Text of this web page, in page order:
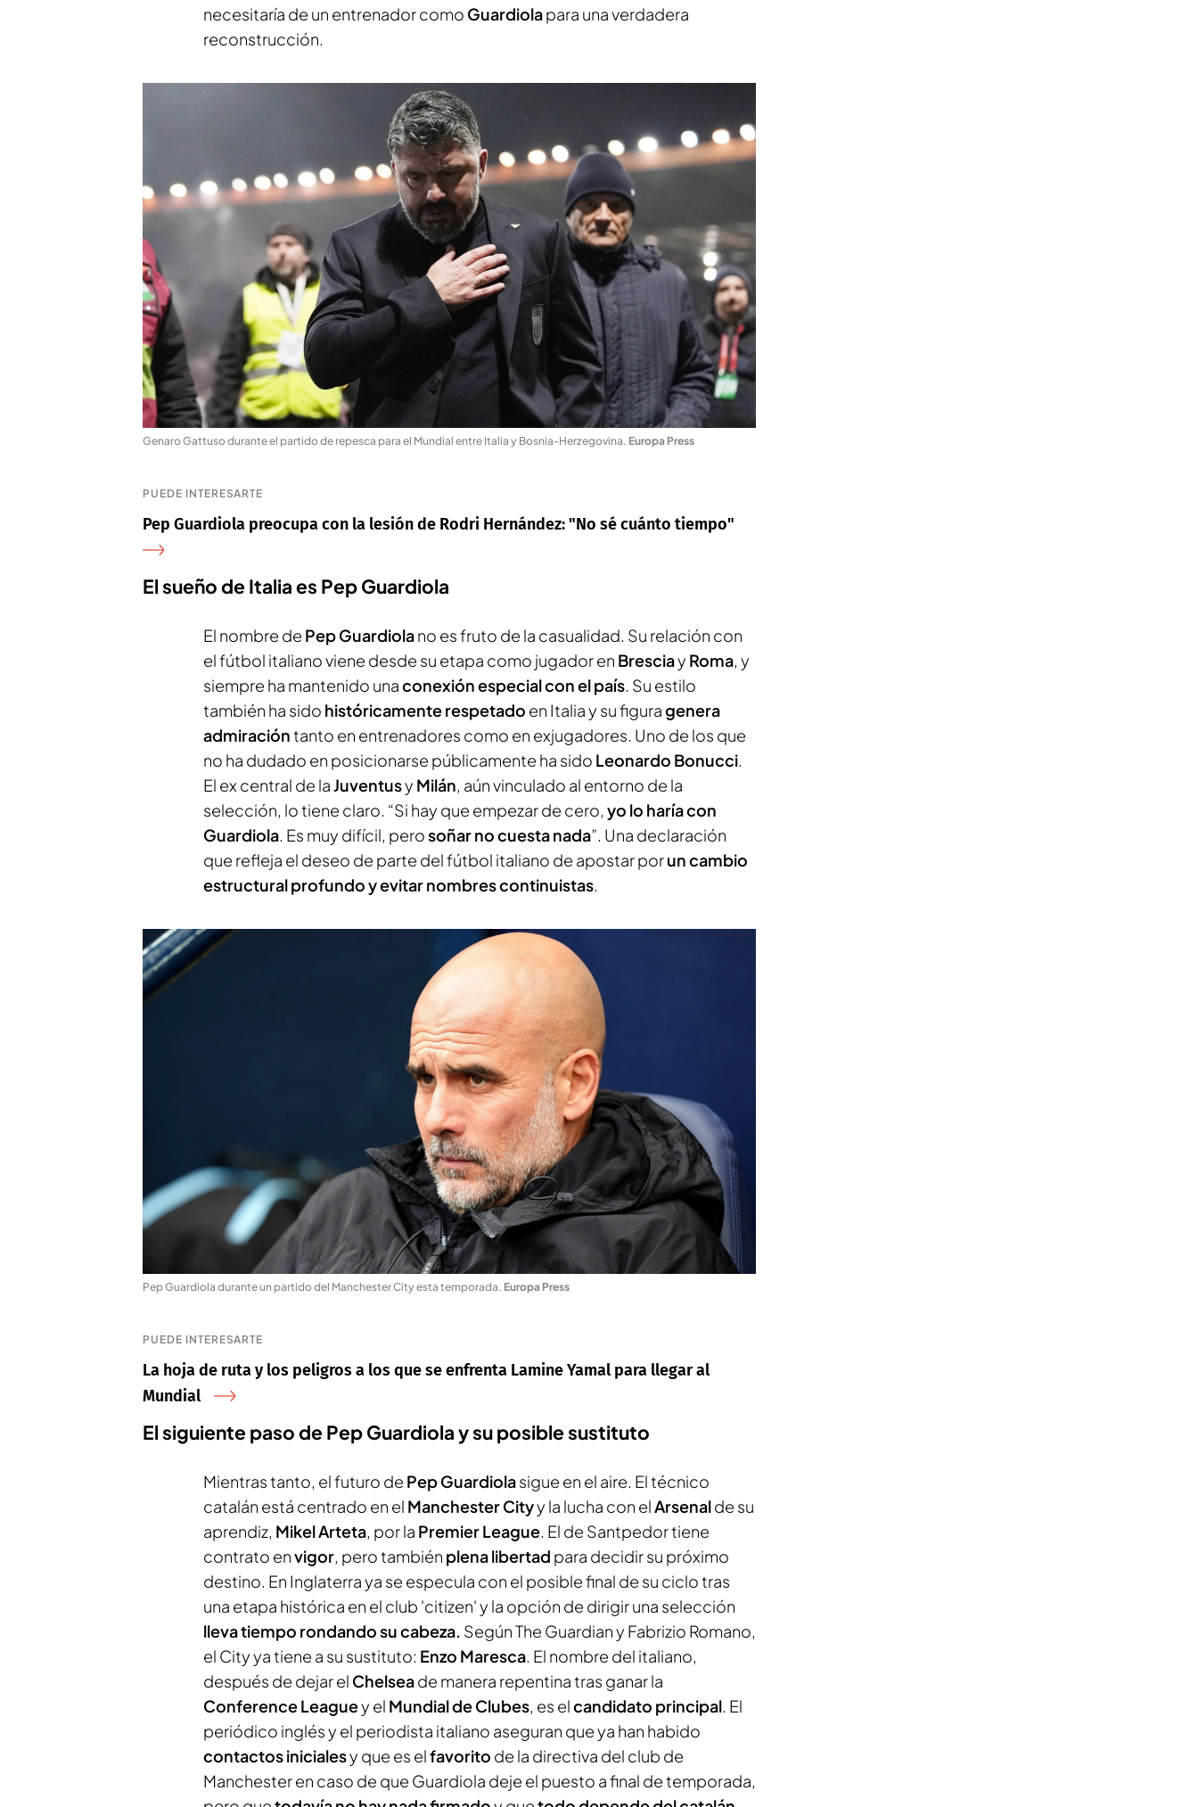
necesitaría de un entrenador como Guardiolapara una verdadera
reconstrucción.
Genaro Gattuso durante el partido de repesca para el Mundial entre Italia y Bosnia-Herzegovina. Europa Press
PUEDE INTERESARTE
Pep Guardiola preocupa con la lesión de Rodri Hernández: "No sé cuánto tiempo"
El sueño de Italia es Pep Guardiola
El nombre de Pep Guardiolano es fruto de la casualidad. Su relación con
el fútbol italiano viene desde su etapa como jugador en Bresciay Roma, y
siempre ha mantenido unaconexión especial con el país. Su estilo
también ha sido históricamente respetado en Italia y su figuragenera
admiracióntanto en entrenadores como en exjugadores. Uno de los que
no ha dudado en posicionarse públicamente ha sido Leonardo Bonucci.
El ex central de laJuventusy Milán, aún vinculado al entorno de la
selección, lo tiene claro. “Si hay que empezar de cero, yo lo haría con
Guardiola. Es muy difícil, perosoñar no cuesta nada”. Una declaración
que refleja el deseo de parte del fútbol italiano de apostar porun cambio
estructural profundo y evitar nombres continuistas.
Pep Guardiola durante un partido del Manchester City esta temporada. Europa Press
PUEDE INTERESARTE
La hoja de ruta y los peligros a los que se enfrenta Lamine Yamal para llegar al
Mundial
El siguiente paso de Pep Guardiola y su posible sustituto
Mientras tanto, el futuro de Pep Guardiolasigue en el aire. El técnico
catalán está centrado en el Manchester Cityy la lucha con elArsenalde su
aprendiz, Mikel Arteta, por la Premier League. El de Santpedor tiene
contrato envigor, pero también plena libertad para decidir su próximo
destino. En Inglaterra ya se especula con el posible final de su ciclo tras
una etapa histórica en el club 'citizen' y la opción de dirigir una selección
lleva tiempo rondando su cabeza. SegúnThe Guardian y Fabrizio Romano,
el City ya tiene a su sustituto: Enzo Maresca. El nombre del italiano,
después de dejar el Chelseade manera repentina tras ganar la
Conference Leaguey el Mundial de Clubes, es elcandidato principal. El
periódico inglés y el periodista italiano aseguran que ya han habido
contactos inicialesy que es elfavorito de la directiva del club de
Manchester en caso de que Guardiola deje el puesto a final de temporada,